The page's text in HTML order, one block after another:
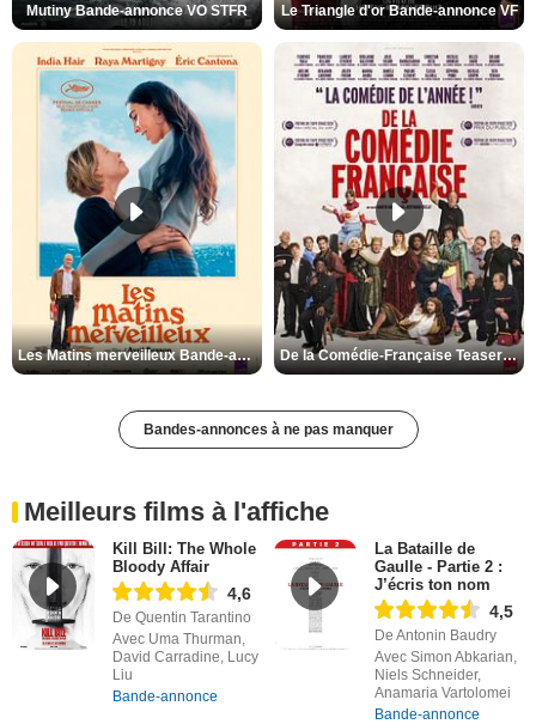
Mutiny Bande-annonce VO STFR Le Triangle d'or Bande-annonce VF
Les Matins merveilleux Bande-annonce VF De la Comédie-Française Teaser VF
Bandes-annonces à ne pas manquer
Meilleurs films à l'affiche
Kill Bill: The Whole
Bloody Affair
4,6
De Quentin Tarantino
Avec Uma Thurman,
David Carradine, Lucy
Liu
Bande-annonce
La Bataille de
Gaulle - Partie 2 :
J’écris ton nom
4,5
De Antonin Baudry
Avec Simon Abkarian,
Niels Schneider,
Anamaria Vartolomei
Bande-annonce